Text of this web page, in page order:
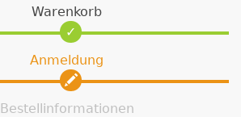
Warenkorb
Anmeldung
Bestellinformationen